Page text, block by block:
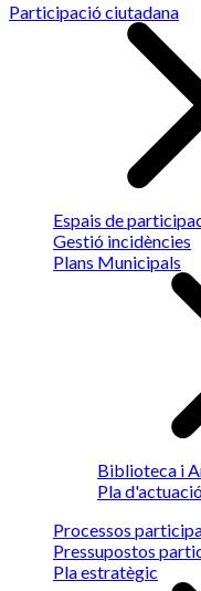
Participació ciutadana
Espais de
Gestió incidències
Plans Municipals
Biblioteca i
Pla
Processos
Pressupostos
Pla estratègic